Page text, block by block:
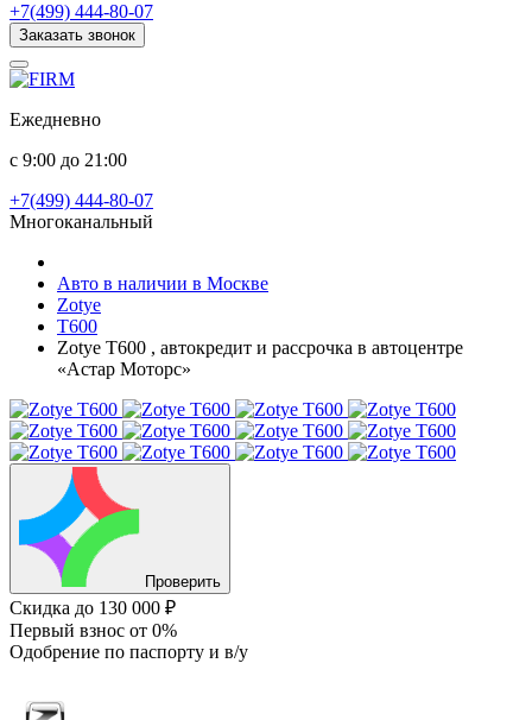
+7(499) 444-80-07
Заказать звонок
Ежедневно
с 9:00 до 21:00
+7(499) 444-80-07
Многоканальный
Авто в наличии в Москве
Zotye
T600
Zotye T600 , автокредит и рассрочка в автоцентре
«Астар Моторс»
Проверить
Скидка до 130 000 ₽
Первый взнос от 0%
Одобрение по паспорту и в/у